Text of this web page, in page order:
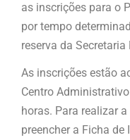
as inscrições para o
por tempo
reserva da
As inscrições estão
Centro
horas. Para realizar
preencher a Ficha